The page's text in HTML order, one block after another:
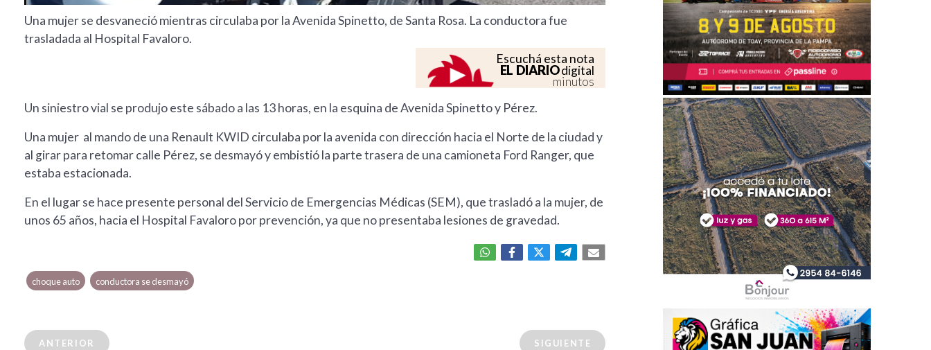
Una mujer se desvaneció mientras circulaba por la Avenida Spinetto, de Santa Rosa. La conductora fue
trasladada al Hospital Favaloro.
Escuchá esta nota
EL DIARIOdigital
minutos
Un siniestro vial se produjo este sábado a las 13 horas, en la esquina de Avenida Spinetto y Pérez.
Una mujer al mando de una Renault KWID circulaba por la avenida con dirección hacia el Norte de la ciudad y
al girar para retomar calle Pérez, se desmayó y embistió la parte trasera de una camioneta Ford Ranger, que
estaba estacionada.
En el lugar se hace presente personal del Servicio de Emergencias Médicas (SEM), que trasladó a la mujer, de
unos 65 años, hacia el Hospital Favaloro por prevención, ya que no presentaba lesiones de gravedad.
choque auto conductora se desmayó
ANTERIOR SIGUIENTE